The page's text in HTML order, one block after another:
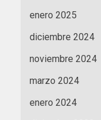
enero 2025
diciembre 2024
noviembre 2024
marzo 2024
enero 2024